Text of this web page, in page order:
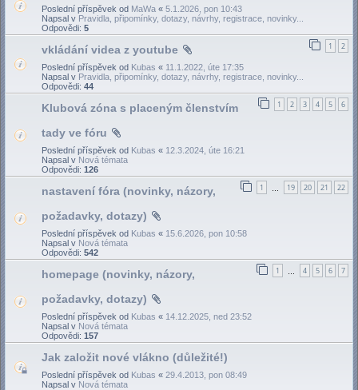
Poslední příspěvek od MaWa « 5.1.2026, pon 10:43
Napsal v Pravidla, připomínky, dotazy, návrhy, registrace, novinky...
Odpovědi: 5
1 2
vkládání videa z youtube
Poslední příspěvek od Kubas « 11.1.2022, úte 17:35
Napsal v Pravidla, připomínky, dotazy, návrhy, registrace, novinky...
Odpovědi: 44
1 2 3 4 5 6
Klubová zóna s placeným členstvím
tady ve fóru
Poslední příspěvek od Kubas « 12.3.2024, úte 16:21
Napsal v Nová témata
Odpovědi: 126
1 19 20 21 22
nastavení fóra (novinky, názory,
požadavky, dotazy)
Poslední příspěvek od Kubas « 15.6.2026, pon 10:58
Napsal v Nová témata
Odpovědi: 542
1 4 5 6 7
homepage (novinky, názory,
požadavky, dotazy)
Poslední příspěvek od Kubas « 14.12.2025, ned 23:52
Napsal v Nová témata
Odpovědi: 157
Jak založit nové vlákno (důležité!)
Poslední příspěvek od Kubas « 29.4.2013, pon 08:49
Napsal v Nová témata